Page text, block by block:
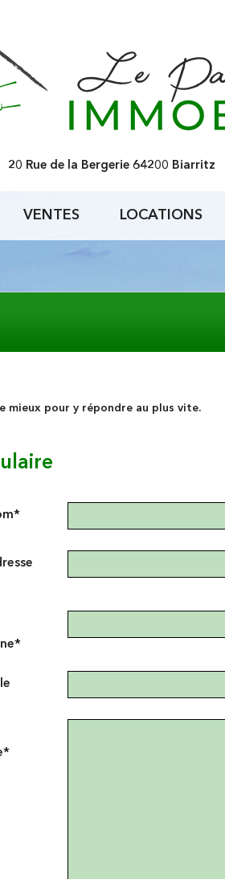
20 Rue de la Bergerie 64200 Biarritz
VENTES LOCATIONS
mieux pour y répondre au plus vite.